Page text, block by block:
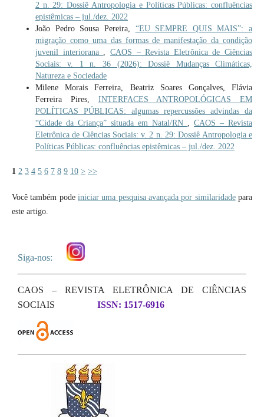
2 n. 29: Dossiê Antropologia e Políticas Públicas: confluências
epistêmicas – jul./dez. 2022
João Pedro Sousa Pereira, “EU SEMPRE QUIS MAIS”: a
migração como uma das formas de manifestação da condição
juvenil interiorana , CAOS – Revista Eletrônica de Ciências
Sociais: v. 1 n. 36 (2026): Dossiê Mudanças Climáticas,
Natureza e Sociedade
Milene Morais Ferreira, Beatriz Soares Gonçalves, Flávia
Ferreira Pires, INTERFACES ANTROPOLÓGICAS EM
POLÍTICAS PÚBLICAS: algumas repercussões advindas da
“Cidade da Criança” situada em Natal/RN ,CAOS – Revista
Eletrônica de Ciências Sociais: v. 2 n. 29: Dossiê Antropologia e
Políticas Públicas: confluências epistêmicas – jul./dez. 2022
1 2 3 4 5 6 7 8 9 10 > >>
Você também pode iniciar uma pesquisa avançada por similaridadepara
este artigo.
Siga-nos:
CAOS – REVISTA ELETRÔNICA DE CIÊNCIAS
SOCIAIS
ISSN: 1517-6916